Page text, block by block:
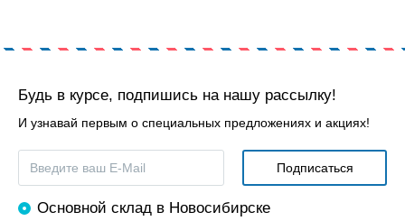
Будь в курсе, подпишись на нашу рассылку!
И узнавай первым о специальных предложениях и акциях!
Основной склад в Новосибирске